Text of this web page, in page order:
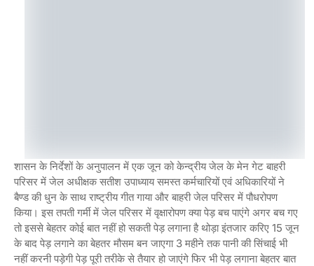
शासन के निर्देशों के अनुपालन में एक जून को केन्द्रीय जेल के मेन गेट बाहरी
परिसर में जेल अधीक्षक सतीश उपाध्याय समस्त कर्मचारियों एवं अधिकारियों ने
बैण्ड की धुन के साथ राष्ट्रीय गीत गाया और बाहरी जेल परिसर में पौधरोपण
किया। इस तपती गर्मी में जेल परिसर में वृक्षारोपण क्या पेड़ बच पाएंगे अगर बच गए
तो इससे बेहतर कोई बात नहीं हो सकती पेड़ लगाना है थोड़ा इंतजार करिए 15 जून
के बाद पेड़ लगाने का बेहतर मौसम बन जाएगा 3 महीने तक पानी की सिंचाई भी
नहीं करनी पड़ेगी पेड़ पूरी तरीके से तैयार हो जाएंगे फिर भी पेड़ लगाना बेहतर बात